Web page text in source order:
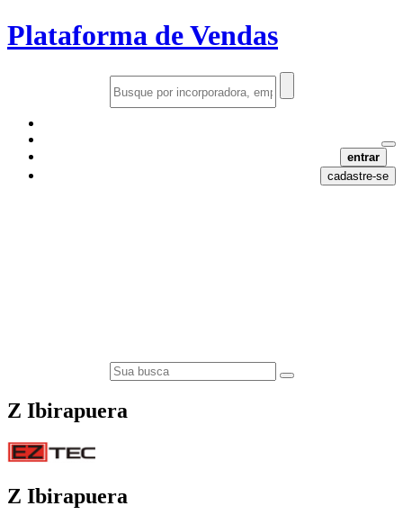
Plataforma de Vendas
entrar
cadastre-se
Z Ibirapuera
Z Ibirapuera